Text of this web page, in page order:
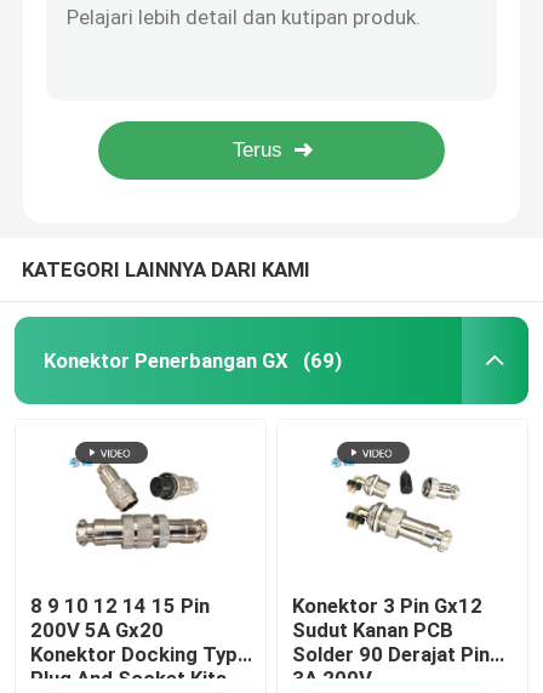
Konektor MIL-Spec
Soket Steker Industri
Konektor kabel tahan air
Kotak Persimpangan Tahan Air
blok terminal cepat
Penyambung HDMI
KATEGORI LAINNYA DARI KAMI
Konektor Penerbangan GX (69)
8 9 10 12 14 15 Pin
200V 5A Gx20
Konektor Docking Type
Plug And Socket Kits
Konektor 3 Pin Gx12
Sudut Kanan PCB
Solder 90 Derajat Pin
3A 200V